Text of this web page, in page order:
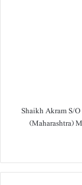
Shaikh Akram S/
(Maharashtra)